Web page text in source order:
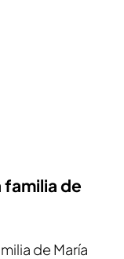
de
de María